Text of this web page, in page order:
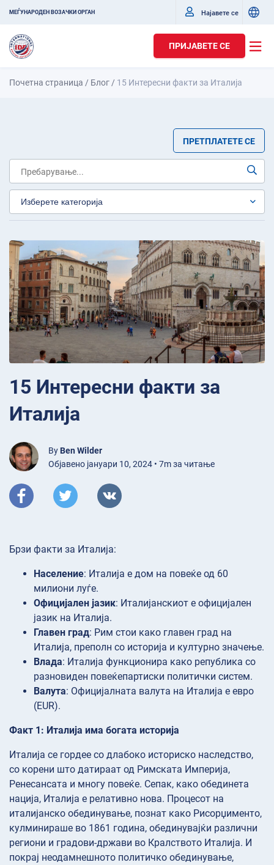
МЕЃУНАРОДЕН ВОЗАЧКИ ОРГАН Најавете се
ПРИЈАВЕТЕ СЕ
Почетна страница / Блог / 15 Интересни факти за Италија
ПРЕТПЛАТЕТЕ СЕ
15 Интересни факти за
Италија
By Ben Wilder
Објавено јануари 10, 2024 • 7m за читање
Брзи факти за Италија:
Население: Италија е дом на повеќе од 60
милиони луѓе.
Официјален јазик: Италијанскиот е официјален
јазик на Италија.
Главен град: Рим стои како главен град на
Италија, преполн со историја и културно значење.
Влада: Италија функционира како република со
разновиден повеќепартиски политички систем.
Валута: Официјалната валута на Италија е евро
(EUR).
Факт 1: Италија има богата историја
Италија се гордее со длабоко историско наследство,
со корени што датираат од Римската Империја,
Ренесансата и многу повеќе. Сепак, како обединета
нација, Италија е релативно нова. Процесот на
италијанско обединување, познат како Рисорџименто,
кулминираше во 1861 година, обединувајќи различни
региони и градови-држави во Кралството Италија. И
покрај неодамнешното политичко обединување,